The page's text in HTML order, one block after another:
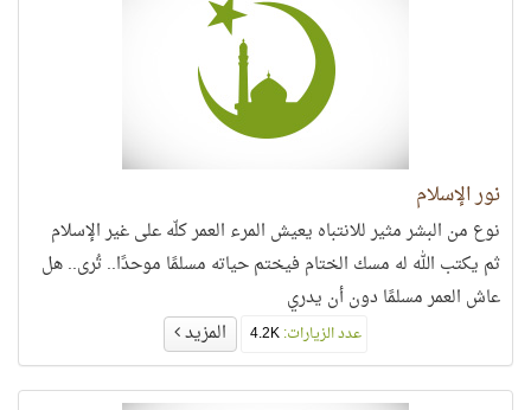
نور الإسلام
نوع من البشر مثير للانتباه يعيش المرء العمر كلّه على غير الإسلام
ثم يكتب الله له مسك الختام فيختم حياته مسلمًا موحدًا.. تُرى.. هل
عاش العمر مسلمًا دون أن يدري
عدد الزيارات: المزيد